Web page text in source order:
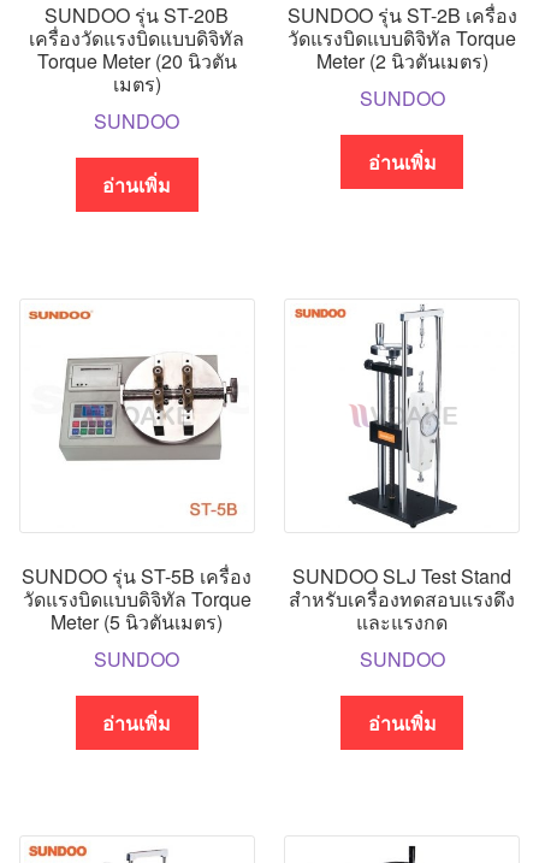
SUNDOO รุ่น ST-20B
เครื่องวัดแรงบิดแบบดิจิทัล
Torque Meter (20 นิวตัน
เมตร)
SUNDOO
อ่านเพิ่ม
SUNDOO รุ่น ST-2B เครื่อง
วัดแรงบิดแบบดิจิทัล Torque
Meter (2 นิวตันเมตร)
SUNDOO
อ่านเพิ่ม
SUNDOO รุ่น ST-5B เครื่อง
วัดแรงบิดแบบดิจิทัล Torque
Meter (5 นิวตันเมตร)
SUNDOO
อ่านเพิ่ม
SUNDOO SLJ Test Stand
สำหรับเครื่องทดสอบแรงดึง
และแรงกด
SUNDOO
อ่านเพิ่ม